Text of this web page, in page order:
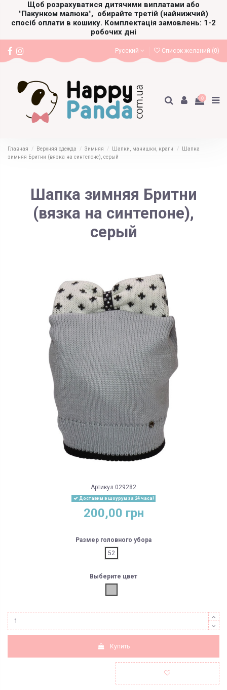
Щоб розрахуватися дитячими виплатами або
"Пакунком малюка", обирайте третій (найнижчий)
спосіб оплати в кошику. Комплектація замовлень: 1-2
робочих дні
Русский Список желаний (0)
0
Главная Верхняя одежда Зимняя Шапки, манишки, краги
Шапка
зимняя Бритни (вязка на синтепоне), серый
Шапка зимняя Бритни
(вязка на синтепоне),
серый
Артикул 029282
Доставим в шоурум за 24 часа!
200,00 грн
Размер головного убора
52
Выберите цвет
Купить